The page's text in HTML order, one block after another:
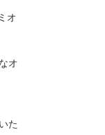
オ
オ
た